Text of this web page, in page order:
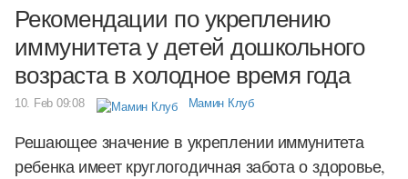
Рекомендации по укреплению
иммунитета у детей дошкольного
возраста в холодное время года
10. Feb 09:08 Мамин Клуб
Решающее значение в укреплении иммунитета
ребенка имеет круглогодичная забота о здоровье,